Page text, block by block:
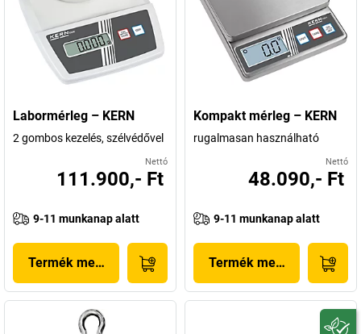
Labormérleg – KERN
2 gombos kezelés, szélvédővel
Nettó
111.900,- Ft
9-11 munkanap alatt
Termék megjelenítése
Kompakt mérleg – KERN
rugalmasan használható
Nettó
48.090,- Ft
9-11 munkanap alatt
Termék megjelenítése